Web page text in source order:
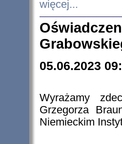
więcej...
05.06.2023
Wyrażamy
Grzegorza
Niemieckim